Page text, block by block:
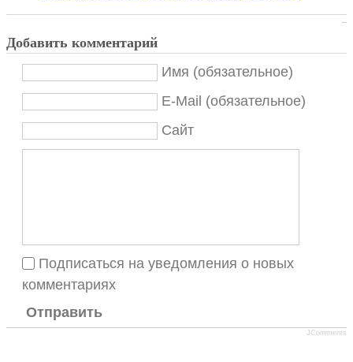
Добавить комментарий
Имя (обязательное)
E-Mail (обязательное)
Сайт
Подписаться на уведомления о новых
комментариях
Отправить
JComments